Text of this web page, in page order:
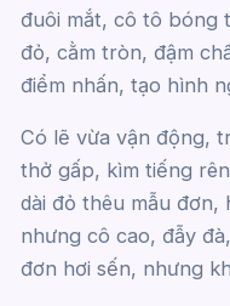
đuôi mắt, cô tô bóng
đỏ, cằm tròn, đậm
điểm nhấn, tạo hình
Có lẽ vừa vận động,
thở gấp, kìm tiếng
dài đỏ thêu mẫu đơn,
nhưng cô cao, đẫy
đơn hơi sến, nhưng